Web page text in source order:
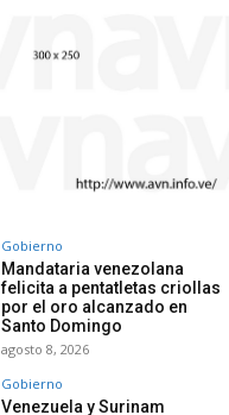
Gobierno
Mandataria venezolana
felicita a pentatletas criollas
por el oro alcanzado en
Santo Domingo
agosto 8, 2026
Gobierno
Venezuela y Surinam